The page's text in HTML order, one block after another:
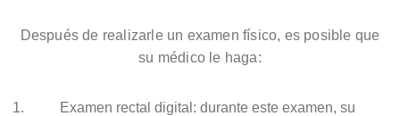
Después de realizarle un examen físico, es posible que
su médico le haga:
Examen rectal digital: durante este examen, su